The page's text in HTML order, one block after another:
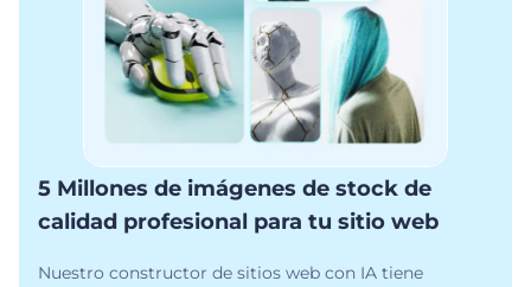
5 Millones de imágenes de stock de
calidad profesional para tu sitio web
Nuestro constructor de sitios web con IA tiene